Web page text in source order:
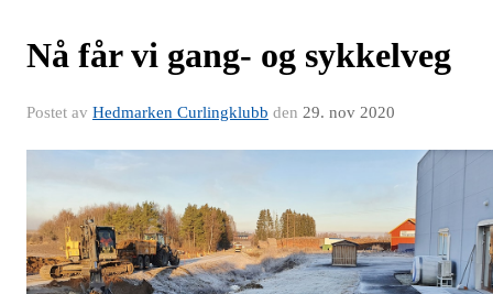
Nå får vi gang- og sykkelveg
Postet av Hedmarken Curlingklubb den 29. nov 2020